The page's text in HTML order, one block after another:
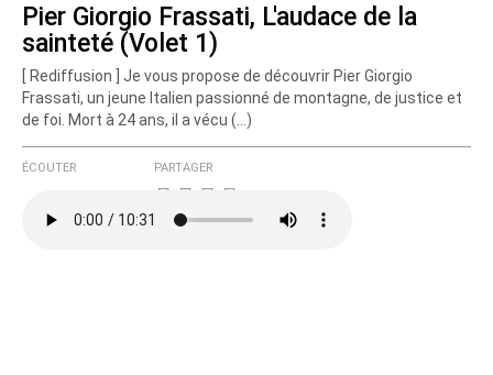
Pier Giorgio Frassati, L'audace de la
sainteté (Volet 1)
[ Rediffusion ] Je vous propose de découvrir Pier Giorgio
Frassati, un jeune Italien passionné de montagne, de justice et
de foi. Mort à 24 ans, il a vécu (…)
ÉCOUTER PARTAGER